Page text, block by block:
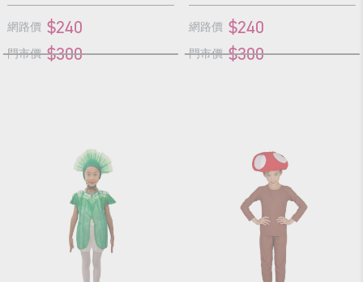
網路價 $240
門市價 $300
網路價 $240
門市價 $300